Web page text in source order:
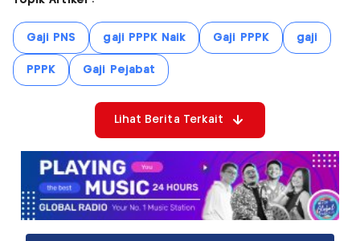
Gaji PNS gaji PPPK Naik Gaji PPPK gaji
PPPK Gaji Pejabat
Lihat Berita Terkait